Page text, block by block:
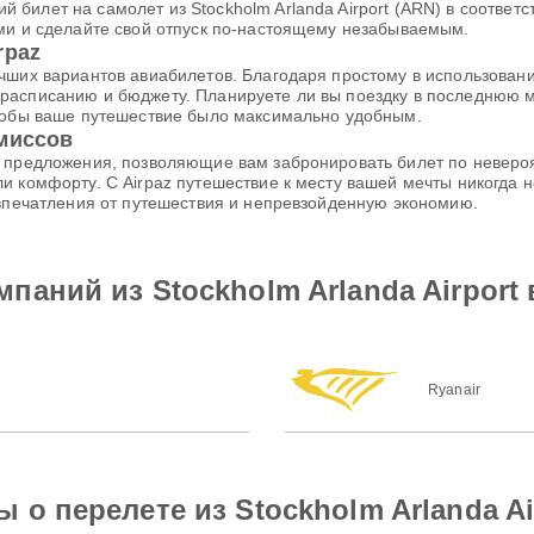
на самолет из Stockholm Arlanda Airport (ARN) в
и сделайте свой отпуск по-настоящему незабываемым.
вариантов авиабилетов. Благодаря простому в
и бюджету. Планируете ли вы поездку в последнюю
ваше путешествие было максимально удобным.
позволяющие вам забронировать билет по
комфорту. С Airpaz путешествие к месту вашей мечты
от путешествия и непревзойденную экономию.
из Stockholm Arlanda Airport
Ryanair
о перелете из Stockholm Arlanda